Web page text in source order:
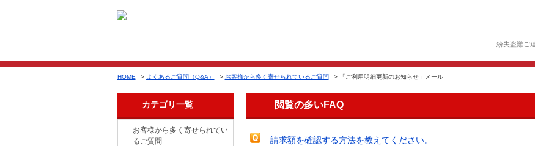
紛失盗難ご
HOME > よくあるご質問（Q&A） > お客様から多く寄せられているご質問 > 「ご利用明細更新のお知らせ」メール
カテゴリ一覧
お客様から多く寄せられてい
るご質問
閲覧の多いFAQ
請求額を確認する方法を教えてください。